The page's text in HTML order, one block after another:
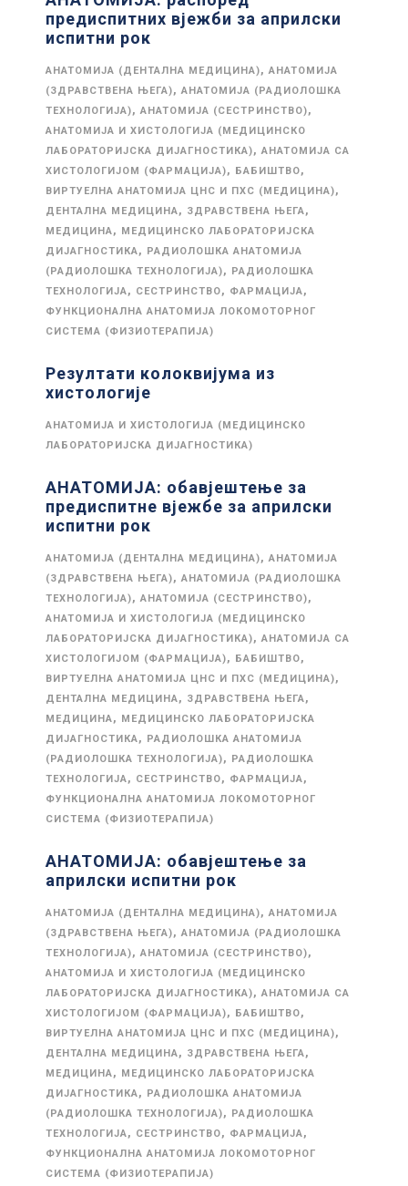
предиспитних вјежби за априлски
испитни рок
АНАТОМИЈА (ДЕНТАЛНА МЕДИЦИНА), АНАТОМИЈА
(ЗДРАВСТВЕНА ЊЕГА), АНАТОМИЈА (РАДИОЛОШКА
ТЕХНОЛОГИЈА), АНАТОМИЈА (СЕСТРИНСТВО),
АНАТОМИЈА И ХИСТОЛОГИЈА (МЕДИЦИНСКО
ЛАБОРАТОРИЈСКА ДИЈАГНОСТИКА), АНАТОМИЈА СА
ХИСТОЛОГИЈОМ (ФАРМАЦИЈА), БАБИШТВО,
ВИРТУЕЛНА АНАТОМИЈА ЦНС И ПХС (МЕДИЦИНА),
ДЕНТАЛНА МЕДИЦИНА, ЗДРАВСТВЕНА ЊЕГА,
МЕДИЦИНА, МЕДИЦИНСКО ЛАБОРАТОРИЈСКА
ДИЈАГНОСТИКА, РАДИОЛОШКА АНАТОМИЈА
(РАДИОЛОШКА ТЕХНОЛОГИЈА), РАДИОЛОШКА
ТЕХНОЛОГИЈА, СЕСТРИНСТВО, ФАРМАЦИЈА,
ФУНКЦИОНАЛНА АНАТОМИЈА ЛОКОМОТОРНОГ
СИСТЕМА (ФИЗИОТЕРАПИЈА)
Резултати колоквијума из
хистологије
АНАТОМИЈА И ХИСТОЛОГИЈА (МЕДИЦИНСКО
ЛАБОРАТОРИЈСКА ДИЈАГНОСТИКА)
АНАТОМИЈА: обавјештење за
предиспитне вјежбе за априлски
испитни рок
АНАТОМИЈА (ДЕНТАЛНА МЕДИЦИНА), АНАТОМИЈА
(ЗДРАВСТВЕНА ЊЕГА), АНАТОМИЈА (РАДИОЛОШКА
ТЕХНОЛОГИЈА), АНАТОМИЈА (СЕСТРИНСТВО),
АНАТОМИЈА И ХИСТОЛОГИЈА (МЕДИЦИНСКО
ЛАБОРАТОРИЈСКА ДИЈАГНОСТИКА), АНАТОМИЈА СА
ХИСТОЛОГИЈОМ (ФАРМАЦИЈА), БАБИШТВО,
ВИРТУЕЛНА АНАТОМИЈА ЦНС И ПХС (МЕДИЦИНА),
ДЕНТАЛНА МЕДИЦИНА, ЗДРАВСТВЕНА ЊЕГА,
МЕДИЦИНА, МЕДИЦИНСКО ЛАБОРАТОРИЈСКА
ДИЈАГНОСТИКА, РАДИОЛОШКА АНАТОМИЈА
(РАДИОЛОШКА ТЕХНОЛОГИЈА), РАДИОЛОШКА
ТЕХНОЛОГИЈА, СЕСТРИНСТВО, ФАРМАЦИЈА,
ФУНКЦИОНАЛНА АНАТОМИЈА ЛОКОМОТОРНОГ
СИСТЕМА (ФИЗИОТЕРАПИЈА)
АНАТОМИЈА: обавјештење за
априлски испитни рок
АНАТОМИЈА (ДЕНТАЛНА МЕДИЦИНА), АНАТОМИЈА
(ЗДРАВСТВЕНА ЊЕГА), АНАТОМИЈА (РАДИОЛОШКА
ТЕХНОЛОГИЈА), АНАТОМИЈА (СЕСТРИНСТВО),
АНАТОМИЈА И ХИСТОЛОГИЈА (МЕДИЦИНСКО
ЛАБОРАТОРИЈСКА ДИЈАГНОСТИКА), АНАТОМИЈА СА
ХИСТОЛОГИЈОМ (ФАРМАЦИЈА), БАБИШТВО,
ВИРТУЕЛНА АНАТОМИЈА ЦНС И ПХС (МЕДИЦИНА),
ДЕНТАЛНА МЕДИЦИНА, ЗДРАВСТВЕНА ЊЕГА,
МЕДИЦИНА, МЕДИЦИНСКО ЛАБОРАТОРИЈСКА
ДИЈАГНОСТИКА, РАДИОЛОШКА АНАТОМИЈА
(РАДИОЛОШКА ТЕХНОЛОГИЈА), РАДИОЛОШКА
ТЕХНОЛОГИЈА, СЕСТРИНСТВО, ФАРМАЦИЈА,
ФУНКЦИОНАЛНА АНАТОМИЈА ЛОКОМОТОРНОГ
СИСТЕМА (ФИЗИОТЕРАПИЈА)